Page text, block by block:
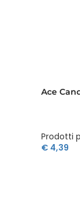
Ace
Prodotti
€ 4,39